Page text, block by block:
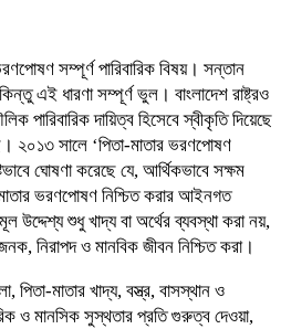
সম্পূর্ণ পারিবারিক বিষয়। সন্তান
এই ধারণা সম্পূর্ণ ভুল। বাংলাদেশ রাষ্ট্রও
পারিবারিক দায়িত্ব হিসেবে স্বীকৃতি দিয়েছে
সালে ‘পিতা-মাতার ভরণপোষণ
ঘোষণা করেছে যে, আর্থিকভাবে সক্ষম
ভরণপোষণ নিশ্চিত করার আইনগত
শুধু খাদ্য বা অর্থের ব্যবস্থা করা নয়,
নিরাপদ ও মানবিক জীবন নিশ্চিত করা।
মাতার খাদ্য, বস্ত্র, বাসস্থান ও
ও মানসিক সুস্থতার প্রতি গুরুত্ব দেওয়া,